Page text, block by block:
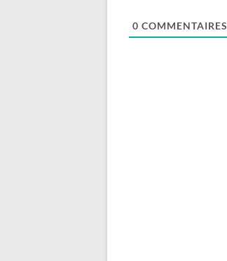
0 COMMENTAIRES